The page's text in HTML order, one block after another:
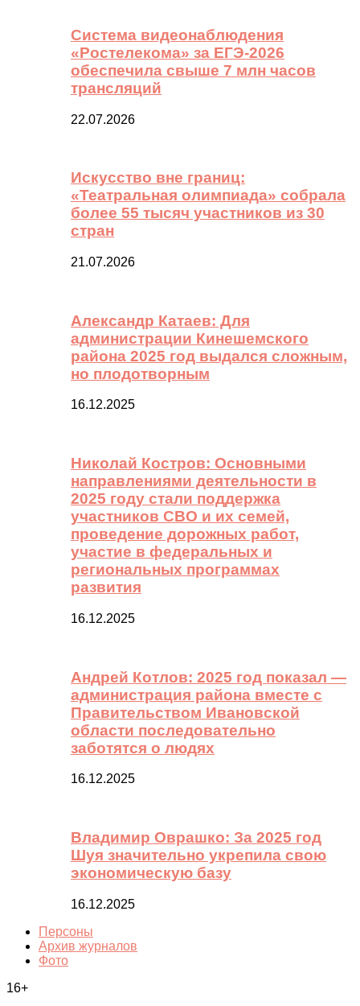
Система видеонаблюдения
«Ростелекома» за ЕГЭ-2026
обеспечила свыше 7 млн часов
трансляций
22.07.2026
Искусство вне границ:
«Театральная олимпиада» собрала
более 55 тысяч участников из 30
стран
21.07.2026
Александр Катаев: Для
администрации Кинешемского
района 2025 год выдался сложным,
но плодотворным
16.12.2025
Николай Костров: Основными
направлениями деятельности в
2025 году стали поддержка
участников СВО и их семей,
проведение дорожных работ,
участие в федеральных и
региональных программах
развития
16.12.2025
Андрей Котлов: 2025 год показал —
администрация района вместе с
Правительством Ивановской
области последовательно
заботятся о людях
16.12.2025
Владимир Оврашко: За 2025 год
Шуя значительно укрепила свою
экономическую базу
16.12.2025
Персоны
Архив журналов
Фото
16+